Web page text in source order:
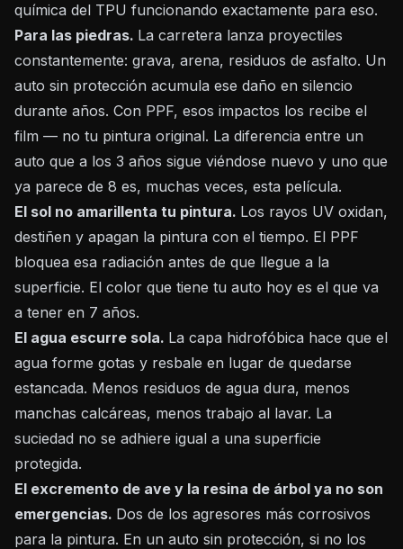
química del TPU funcionando exactamente para eso.
Para las piedras. La carretera lanza proyectiles
constantemente: grava, arena, residuos de asfalto. Un
auto sin protección acumula ese daño en silencio
durante años. Con PPF, esos impactos los recibe el
film — no tu pintura original. La diferencia entre un
auto que a los 3 años sigue viéndose nuevo y uno que
ya parece de 8 es, muchas veces, esta película.
El sol no amarillenta tu pintura. Los rayos UV oxidan,
destiñen y apagan la pintura con el tiempo. El PPF
bloquea esa radiación antes de que llegue a la
superficie. El color que tiene tu auto hoy es el que va
a tener en 7 años.
El agua escurre sola. La capa hidrofóbica hace que el
agua forme gotas y resbale en lugar de quedarse
estancada. Menos residuos de agua dura, menos
manchas calcáreas, menos trabajo al lavar. La
suciedad no se adhiere igual a una superficie
protegida.
El excremento de ave y la resina de árbol ya no son
emergencias. Dos de los agresores más corrosivos
para la pintura. En un auto sin protección, si no los